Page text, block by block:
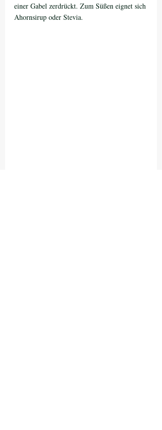
einer Gabel zerdrückt. Zum Süßen eignet sich
Ahornsirup oder Stevia.